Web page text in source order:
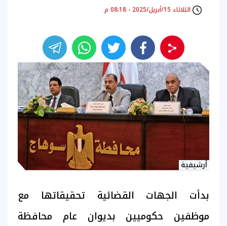
الثلاثاء 15/أبريل/2025 - 08:18 م
أرشيفية
بدأت الجهات القضائية تحقيقاتها مع
موظفين حكوميين بديوان عام محافظة